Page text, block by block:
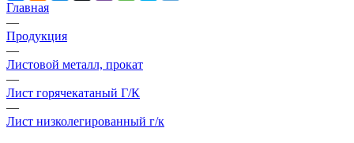
Главная
—
Продукция
—
Листовой металл, прокат
—
Лист горячекатаный Г/К
—
Лист низколегированный г/к